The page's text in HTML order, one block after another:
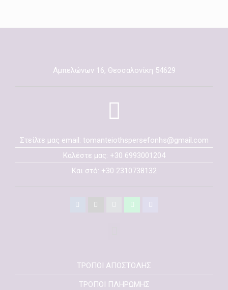
Αμπελώνων 16, Θεσσαλονίκη 54629
Στείλτε μας email: tomanteiothspersefonhs@gmail.com
Καλέστε μας: +30 6993001204
Και στό: +30 2310738132
ΤΡΟΠΟΙ ΑΠΟΣΤΟΛΗΣ
ΤΡΟΠΟΙ ΠΛΗΡΩΜΗΣ